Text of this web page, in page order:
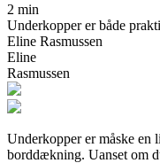
2 min
Underkopper er både
Eline Rasmussen
Eline
Rasmussen
Underkopper er måske en
borddækning. Uanset om